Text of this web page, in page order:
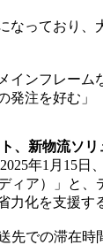
っており、
ンフレーム
発注を好む」
、新物流ソ
年1月15日
ディア）」と
力化を支援す
先での滞在